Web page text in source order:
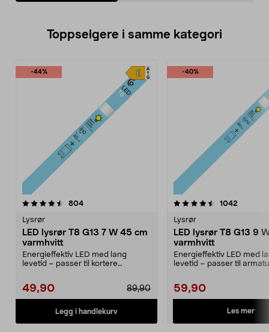
Toppselgere i samme kategori
-44%
804anmeldelser
Lysrør
LED lysrør T8 G13 7 W 45 cm
varmhvitt
Energieffektiv LED med lang
levetid – passer til kortere
49,90 89,90
Legg i handlekurv
-40%
4.5 av 5 stjerner 1042
Lysrør
LED lysrør T8 G13 9
varmhvitt
Energieffektiv LED med
levetid – passer til
59,90
Les mer
4.5 av 5 stjerner